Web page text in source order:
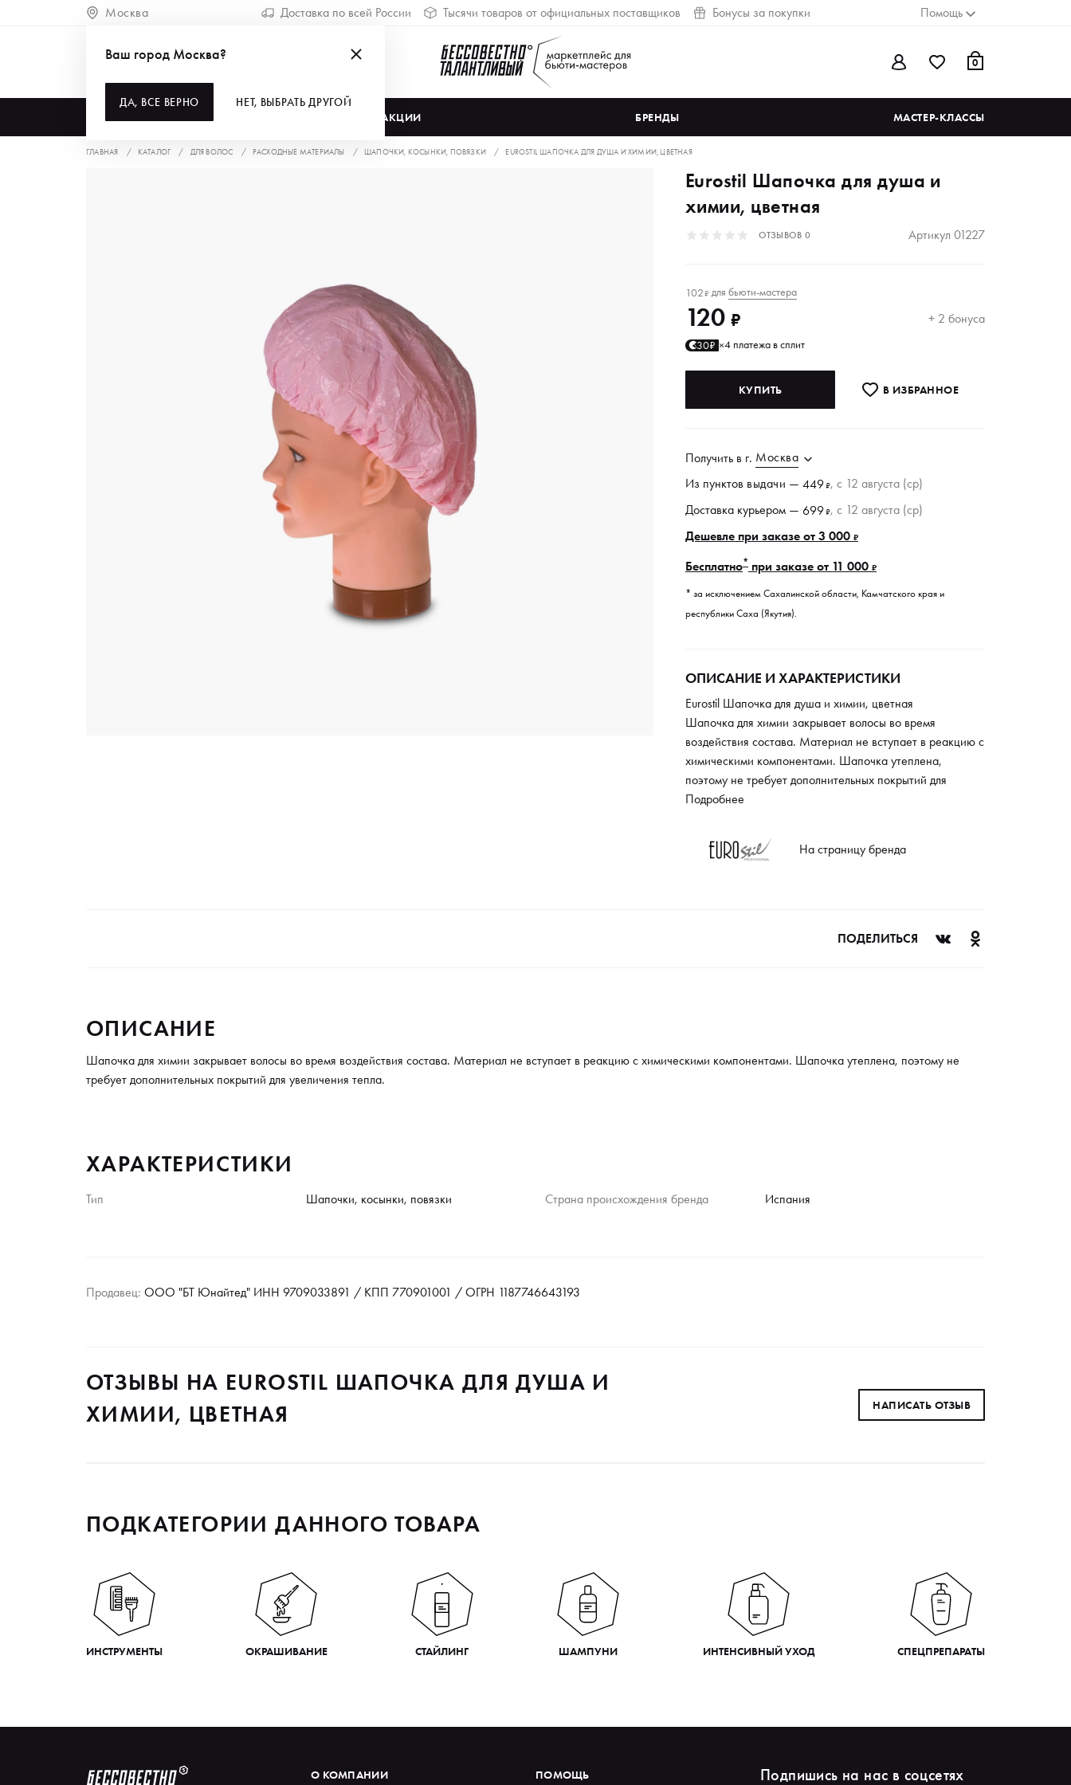
Москва Доставка по всей России Тысячи товаров от официальных поставщиков Бонусы за покупки Помощь
0
АКЦИИ БРЕНДЫ МАСТЕР-КЛАССЫ
Ваш город Москва?
ДА, ВСЕ ВЕРНО НЕТ, ВЫБРАТЬ ДРУГОЙ
ГЛАВНАЯ КАТАЛОГ ДЛЯ ВОЛОС РАСХОДНЫЕ МАТЕРИАЛЫ ШАПОЧКИ, КОСЫНКИ, ПОВЯЗКИ EUROSTIL ШАПОЧКА ДЛЯ ДУША И ХИМИИ, ЦВЕТНАЯ
Eurostil Шапочка для душа и
химии, цветная
ОТЗЫВОВ 0 Артикул 01227
102₽ для бьюти-мастера
120 ₽ + 2 бонуса
30₽ ×4 платежа в сплит
КУПИТЬ В ИЗБРАННОE
Получить в г. Москва
Из пунктов выдачи —449₽, c 12 августа (ср)
Доставка курьером —699₽, c 12 августа (ср)
Дешевле при заказе от 3 000₽
Бесплатно* при заказе от 11 000₽
* за исключением Сахалинской области, Камчатского края и
республики Саха (Якутия).
ОПИСАНИЕ И ХАРАКТЕРИСТИКИ
Eurostil Шапочка для душа и химии, цветная
Шапочка для химии закрывает волосы во время
воздействия состава. Материал не вступает в реакцию с
химическими компонентами. Шапочка утеплена,
поэтому не требует дополнительных покрытий для
увеличения тепла.
Подробнее
На страницу бренда
ПОДЕЛИТЬСЯ
ОПИСАНИЕ
Шапочка для химии закрывает волосы во время воздействия состава. Материал не вступает в реакцию с химическими компонентами. Шапочка утеплена, поэтому не
требует дополнительных покрытий для увеличения тепла.
ХАРАКТЕРИСТИКИ
Тип Шапочки, косынки, повязки Страна происхождения бренда Испания
Продавец: ООО "БТ Юнайтед" ИНН 9709033891 / КПП 770901001 / ОГРН 1187746643193
ОТЗЫВЫ НА EUROSTIL ШАПОЧКА ДЛЯ ДУША И
ХИМИИ, ЦВЕТНАЯ
НАПИСАТЬ ОТЗЫВ
ПОДКАТЕГОРИИ ДАННОГО ТОВАРА
ИНСТРУМЕНТЫ ОКРАШИВАНИЕ СТАЙЛИНГ ШАМПУНИ ИНТЕНСИВНЫЙ УХОД СПЕЦПРЕПАРАТЫ
О КОМПАНИИ ПОМОЩЬ Подпишись на нас в соцсетях